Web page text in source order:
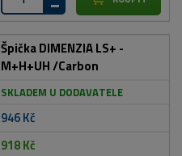
Špička DIMENZIA LS+ -
M+H+UH /Carbon
SKLADEM U DODAVATELE
946 Kč
918 Kč